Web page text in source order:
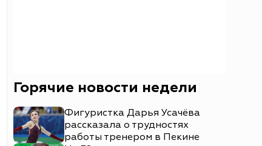
Горячие новости недели
Фигуристка Дарья Усачёва
рассказала о трудностях
работы тренером в Пекине